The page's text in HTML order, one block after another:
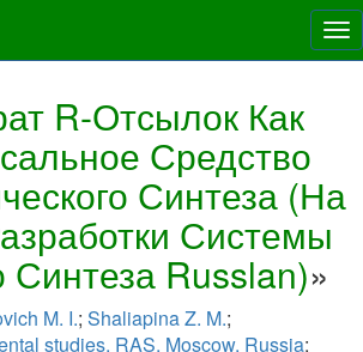
R-Отсылок Как
Средство
Синтеза (На
Системы
Синтеза Russlan)»
M. I.; Shaliapina Z. M.;
studies, RAS, Moscow, Russia;